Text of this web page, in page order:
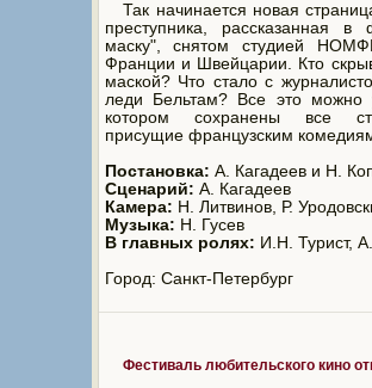
Так начинается новая
преступника, рассказанная
маску", снятом студией
Франции и Швейцарии. Кто
маской? Что стало с
леди Бельтам? Все это можно
котором сохранены все
присущие французским
Постановка: А. Кагадеев и Н.
Сценарий: А. Кагадеев
Камера: Н. Литвинов, Р.
Музыка: Н. Гусев
В главных ролях: И.Н. Турист,
Город: Санкт-Петербург
Фестиваль любительского кино